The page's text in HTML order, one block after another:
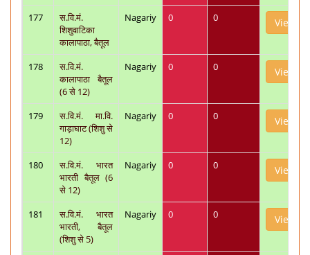
177
स.वि.मं.
शिशुवाटिका
कालापाठा, बैतूल
Nagariy 0 0 View
178
स.वि.मं.
कालापाठा बैतूल
(6 से 12)
Nagariy 0 0 View
179
स.वि.मं. मा.वि.
गाड़ाघाट (शिशु से
12)
Nagariy 0 0 View
180
स.वि.मं. भारत
भारती बैतूल (6
से 12)
Nagariy 0 0 View
181
स.वि.मं. भारत
भारती, बैतूल
(शिशु से 5)
Nagariy 0 0 View